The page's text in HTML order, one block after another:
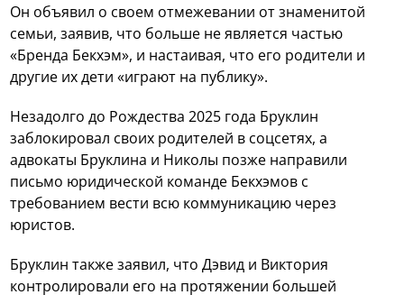
Он объявил о своем отмежевании от знаменитой
семьи, заявив, что больше не является частью
«Бренда Бекхэм», и настаивая, что его родители и
другие их дети «играют на публику».
Незадолго до Рождества 2025 года Бруклин
заблокировал своих родителей в соцсетях, а
адвокаты Бруклина и Николы позже направили
письмо юридической команде Бекхэмов с
требованием вести всю коммуникацию через
юристов.
Бруклин также заявил, что Дэвид и Виктория
контролировали его на протяжении большей